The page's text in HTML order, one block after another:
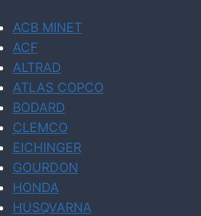
ACB MINET
ACF
ALTRAD
ATLAS COPCO
BODARD
CLEMCO
EICHINGER
GOURDON
HONDA
HUSQVARNA